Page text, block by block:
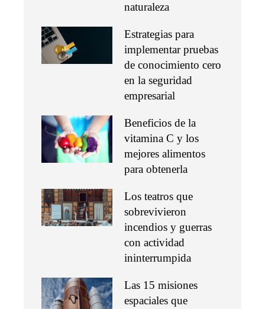
naturaleza
Estrategias para
implementar pruebas
de conocimiento cero
en la seguridad
empresarial
Beneficios de la
vitamina C y los
mejores alimentos
para obtenerla
Los teatros que
sobrevivieron
incendios y guerras
con actividad
ininterrumpida
Las 15 misiones
espaciales que